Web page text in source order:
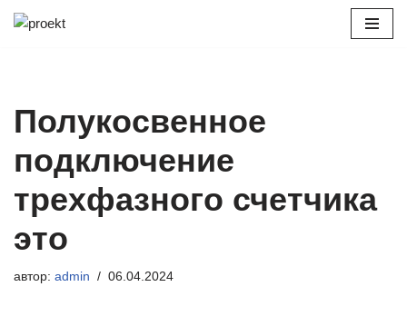
Полукосвенное
подключение
трехфазного счетчика
это
автор: admin 06.04.2024